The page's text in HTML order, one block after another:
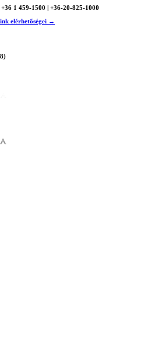
+36 1 459-1500 | +36-20-825-1000
elérhetőségei →